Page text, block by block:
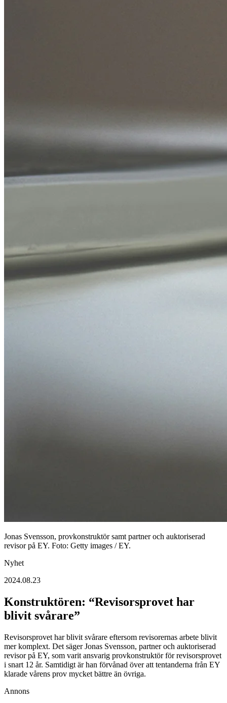
Jonas Svensson, provkonstruktör samt partner och auktoriserad
revisor på EY. Foto: Getty images / EY.
Nyhet
2024.08.23
Konstruktören: “Revisorsprovet har
blivit svårare”
Revisorsprovet har blivit svårare eftersom revisorernas arbete blivit
mer komplext. Det säger Jonas Svensson, partner och auktoriserad
revisor på EY, som varit ansvarig provkonstruktör för revisorsprovet
i snart 12 år. Samtidigt är han förvånad över att tentanderna från EY
klarade vårens prov mycket bättre än övriga.
Annons